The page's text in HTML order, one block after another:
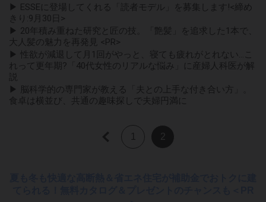
▶ ESSEに登場してくれる「読者モデル」を募集します!<締め
きり:9月30日>
▶ 20年積み重ねた研究と匠の技。「艶髪」を追求した1本で、
大人髪の魅力を再発見 <PR>
▶ 性欲が減退して月1回がやっと、寝ても疲れがとれない...こ
れって更年期?「40代女性のリアルな悩み」に産婦人科医が解
説
▶ 脳科学的の専門家が教える「夫との上手な付き合い方」。
食卓は横並び、共通の趣味探しで夫婦円満に
2